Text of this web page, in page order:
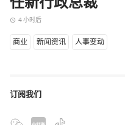
任新行政总裁
access_time 4 小时后
商业 新闻资讯 人事变动
订阅我们